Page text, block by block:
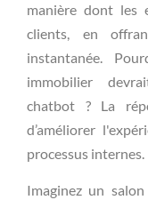
manière dont les
clients, en
instantanée.
immobilier
chatbot ? La
d’améliorer
processus internes.
Imaginez un